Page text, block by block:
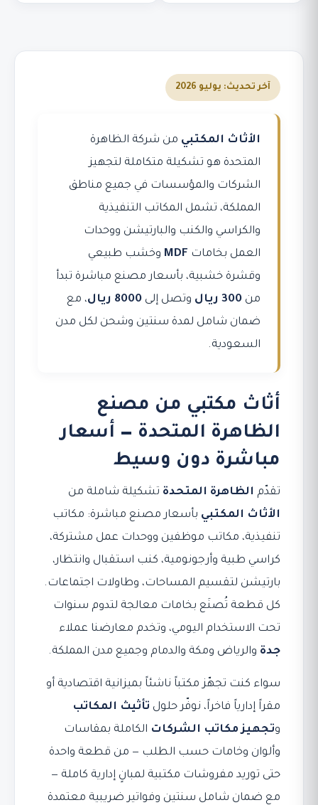
آخر تحديث: يوليو 2026
الأثاث المكتبي من شركة الظاهرة
المتحدة هو تشكيلة متكاملة لتجهيز
الشركات والمؤسسات في جميع مناطق
المملكة، تشمل المكاتب التنفيذية
والكراسي والكنب والبارتيشن ووحدات
العمل بخامات MDF وخشب طبيعي
وقشرة خشبية، بأسعار مصنع مباشرة تبدأ
من 300 ريال وتصل إلى 8000 ريال
، مع
ضمان شامل لمدة سنتين وشحن لكل مدن
السعودية.
أثاث مكتبي من مصنع
الظاهرة المتحدة — أسعار
مباشرة دون وسيط
تقدّم الظاهرة المتحدة تشكيلة شاملة من
الأثاث المكتبي بأسعار مصنع مباشرة: مكاتب
تنفيذية، مكاتب موظفين ووحدات عمل مشتركة،
كراسي طبية وأرجونومية، كنب استقبال وانتظار،
بارتيشن لتقسيم المساحات، وطاولات اجتماعات.
كل قطعة تُصنَع بخامات معالجة لتدوم سنوات
تحت الاستخدام اليومي، وتخدم معارضنا عملاء
جدة والرياض ومكة والدمام وجميع مدن المملكة.
سواء كنت تجهّز مكتباً ناشئاً بميزانية اقتصادية أو
مقراً إدارياً فاخراً، نوفّر حلول تأثيث المكاتب
وتجهيز مكاتب الشركات الكاملة بمقاسات
وألوان وخامات حسب الطلب — من قطعة واحدة
حتى توريد مفروشات مكتبية لمبانٍ إدارية كاملة —
مع ضمان شامل سنتين وفواتير ضريبية معتمدة